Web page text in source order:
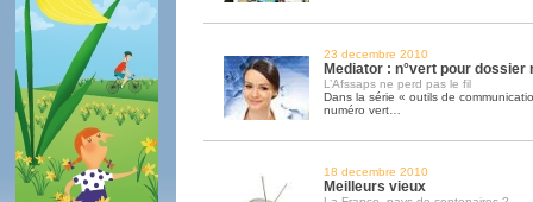
23 decembre 2010
Mediator : n°vert pour dossier
L’Afssaps ne perd pas le fil
Dans la série « outils de
numéro vert…
18 decembre 2010
Meilleurs vieux